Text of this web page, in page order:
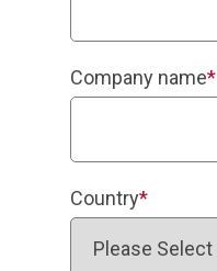
Company name*
Country*